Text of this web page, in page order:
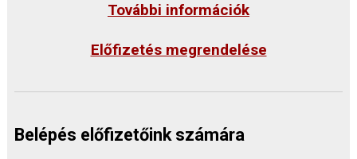
További információk
Előfizetés megrendelése
Belépés előfizetőink számára